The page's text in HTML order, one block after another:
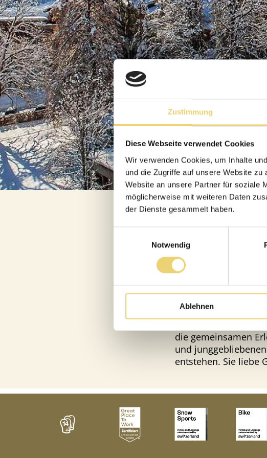
Zustimmung
Diese Webseite verwendet Cookies
Wir verwenden Cookies, um Inhalte
und die Zugriffe auf unsere Website
Website an unsere Partner für soziale
möglicherweise mit weiteren Daten
der Dienste gesammelt haben.
Notwendig
Ablehnen
MEETINGS & EVENTS
MICE
LENKERHOF EXKLUSIV
BIKEFERIEN
Sie merken es
den Schweizer Top-
Wellness- und
Moderne
Die vielen Facetten
Entspannung und
die gemeinsamen
und
entstehen. Sie liebe